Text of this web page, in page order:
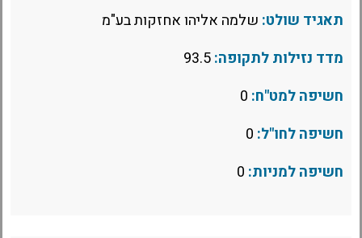
תאגיד שולט: שלמה אליהו אחזקות בע"מ
מדד נזילות לתקופה:
חשיפה למט"ח:
חשיפה לחו"ל:
חשיפה למניות: